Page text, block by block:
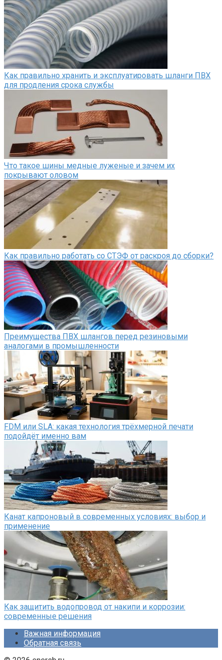
Как правильно хранить и эксплуатировать шланги ПВХ
для продления срока службы
Что такое шины медные луженые и зачем их
покрывают оловом
Как правильно работать со СТЭФ от раскроя до сборки?
Преимущества ПВХ шлангов перед резиновыми
аналогами в промышленности
FDM или SLA: какая технология трёхмерной печати
подойдёт именно вам
Канат капроновый в современных условиях: выбор и
применение
Как защитить водопровод от накипи и коррозии:
современные решения
Важная информация
Обратная связь